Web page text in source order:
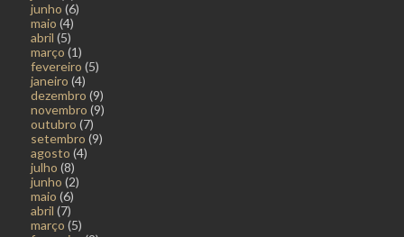
junho (6)
maio (4)
abril (5)
março (1)
fevereiro (5)
janeiro (4)
dezembro (9)
novembro (9)
outubro (7)
setembro (9)
agosto (4)
julho (8)
junho (2)
maio (6)
abril (7)
março (5)